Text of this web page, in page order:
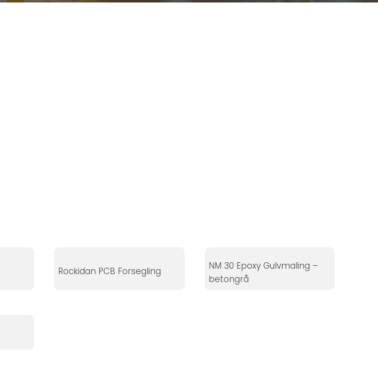
Rockidan PCB Forsegling
NM 30 Epoxy Gulvmaling –
betongrå